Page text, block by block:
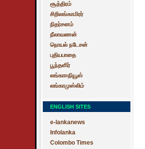
சூத்திரம்
சிறிலங்காமிரர்
நிதர்சனம்
நீலாவணன்
நொயல் நடேசன்
புதியபாதை
பூந்தளிர்
லங்காஈநியூஸ்
லங்காமுஸ்லிம்
ENGLISH SITES
e-lankanews
Infolanka
Colombo Times